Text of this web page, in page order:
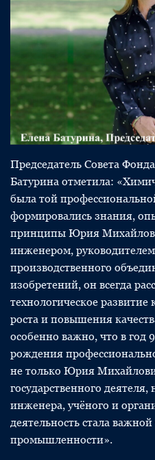
Председатель Совета
Батурина отметила:
была той
формировались знания,
принципы Юрия
инженером,
производственного
изобретений, он всегда
технологическое развитие
роста и повышения
особенно важно, что в год
рождения
не только Юрия
государственного
инженера, учёного и
деятельность стала
промышленности».